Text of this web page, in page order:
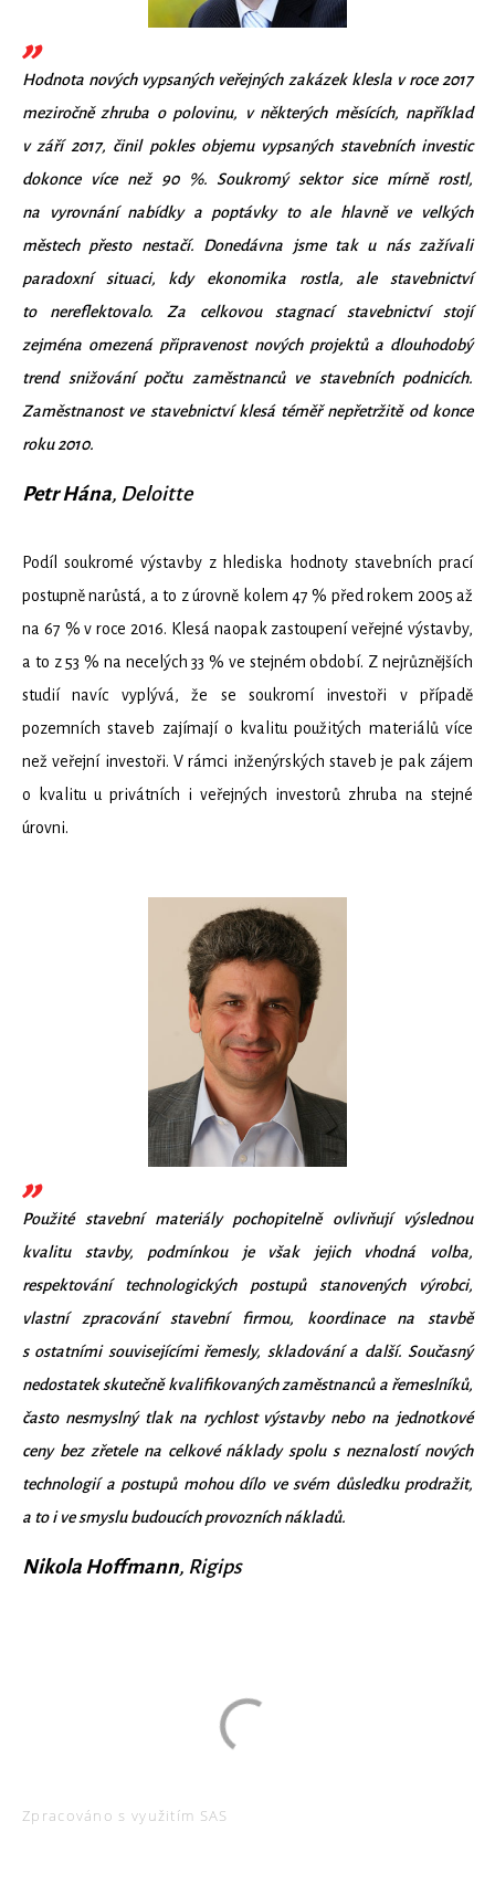
Hodnota nových vypsaných veřejných zakázek klesla v roce 2017
meziročně zhruba o polovinu, v některých měsících, například
v září 2017, činil pokles objemu vypsaných stavebních investic
dokonce více než 90 %. Soukromý sektor sice mírně rostl,
na vyrovnání nabídky a poptávky to ale hlavně ve velkých
městech přesto nestačí. Donedávna jsme tak u nás zažívali
paradoxní situaci, kdy ekonomika rostla, ale stavebnictví
to nereflektovalo. Za celkovou stagnací stavebnictví stojí
zejména omezená připravenost nových projektů a dlouhodobý
trend snižování počtu zaměstnanců ve stavebních podnicích.
Zaměstnanost ve stavebnictví klesá téměř nepřetržitě od konce
roku 2010.
Petr Hána, Deloitte
Podíl soukromé výstavby z hlediska hodnoty stavebních prací
postupně narůstá, a to z úrovně kolem 47 % před rokem 2005 až
na 67 % v roce 2016. Klesá naopak zastoupení veřejné výstavby,
a to z 53 % na necelých 33 % ve stejném období. Z nejrůznějších
studií navíc vyplývá, že se soukromí investoři v případě
pozemních staveb zajímají o kvalitu použitých materiálů více
než veřejní investoři. V rámci inženýrských staveb je pak zájem
o kvalitu u privátních i veřejných investorů zhruba na stejné
úrovni.
Použité stavební materiály pochopitelně ovlivňují výslednou
kvalitu stavby, podmínkou je však jejich vhodná volba,
respektování technologických postupů stanovených výrobci,
vlastní zpracování stavební firmou, koordinace na stavbě
s ostatními souvisejícími řemesly, skladování a další. Současný
nedostatek skutečně kvalifikovaných zaměstnanců a řemeslníků,
často nesmyslný tlak na rychlost výstavby nebo na jednotkové
ceny bez zřetele na celkové náklady spolu s neznalostí nových
technologií a postupů mohou dílo ve svém důsledku prodražit,
a to i ve smyslu budoucích provozních nákladů.
Nikola Hoffmann, Rigips